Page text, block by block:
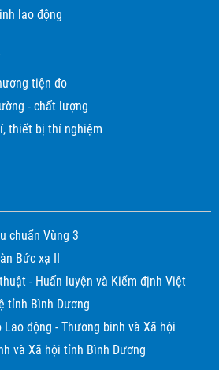
lao động
tiện đo
- chất lượng
thiết bị thí nghiệm
chuẩn Vùng 3
Bức xạ II
- Huấn luyện và Kiểm định Việt
tỉnh Bình Dương
Lao động - Thương binh và Xã hội
và Xã hội tỉnh Bình Dương